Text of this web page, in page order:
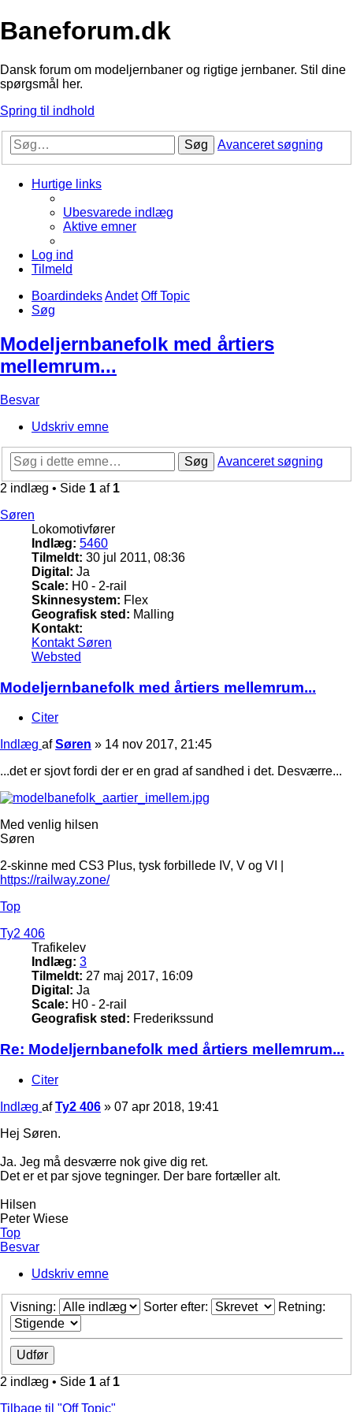
Baneforum.dk
Dansk forum om modeljernbaner og rigtige jernbaner. Stil dine
spørgsmål her.
Spring til indhold
Søg Avanceret søgning
Hurtige links
Ubesvarede indlæg
Aktive emner
Log ind
Tilmeld
BoardindeksAndet Off Topic
Søg
Modeljernbanefolk med årtiers
mellemrum...
Besvar
Udskriv emne
Søg
Avanceret søgning
2 indlæg • Side 1 af 1
Søren
Lokomotivfører
Indlæg: 5460
Tilmeldt: 30 jul 2011, 08:36
Digital: Ja
Scale: H0 - 2-rail
Skinnesystem: Flex
Geografisk sted: Malling
Kontakt:
Kontakt Søren
Websted
Modeljernbanefolk med årtiers mellemrum...
Citer
Indlæg afSøren » 14 nov 2017, 21:45
...det er sjovt fordi der er en grad af sandhed i det. Desværre...
Med venlig hilsen
Søren
2-skinne med CS3 Plus, tysk forbillede IV, V og VI |
https://railway.zone/
Top
Ty2 406
Trafikelev
Indlæg: 3
Tilmeldt: 27 maj 2017, 16:09
Digital: Ja
Scale: H0 - 2-rail
Geografisk sted: Frederikssund
Re: Modeljernbanefolk med årtiers mellemrum...
Citer
Indlæg afTy2 406 » 07 apr 2018, 19:41
Hej Søren.
Ja. Jeg må desværre nok give dig ret.
Det er et par sjove tegninger. Der bare fortæller alt.
Hilsen
Peter Wiese
Top
Besvar
Udskriv emne
Visning: Sorter efter: Retning:
2 indlæg • Side 1 af 1
Tilbage til "Off Topic"